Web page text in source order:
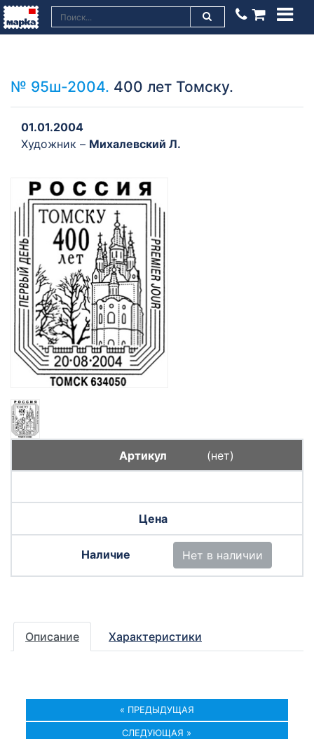
№ 95ш-2004. 400 лет Томску.
01.01.2004
Художник – Михалевский Л.
(нет)
Нет в наличии
Описание Характеристики
« ПРЕДЫДУЩАЯ
СЛЕДУЮЩАЯ »